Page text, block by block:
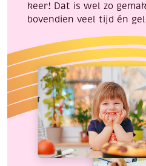
keer! Dat is wel zo
bovendien veel tijd én